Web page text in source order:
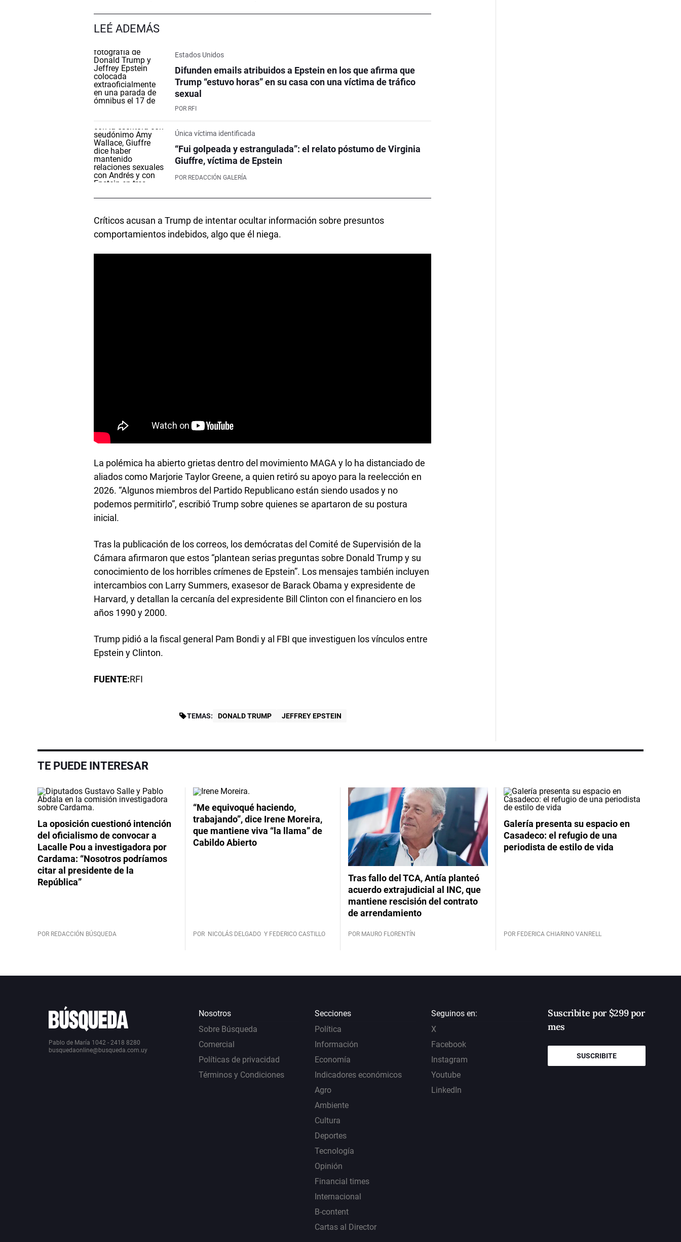
LEÉ ADEMÁS
Estados Unidos
Difunden emails atribuidos a Epstein en los que afirma que
Trump “estuvo horas” en su casa con una víctima de tráfico
sexual
POR RFI
Única víctima identificada
“Fui golpeada y estrangulada”: el relato póstumo de Virginia
Giuffre, víctima de Epstein
POR REDACCIÓN GALERÍA
Críticos acusan a Trump de intentar ocultar información sobre presuntos
comportamientos indebidos, algo que él niega.
La polémica ha abierto grietas dentro del movimiento MAGA y lo ha distanciado de
aliados como Marjorie Taylor Greene, a quien retiró su apoyo para la reelección en
2026. “Algunos miembros del Partido Republicano están siendo usados y no
podemos permitirlo”, escribió Trump sobre quienes se apartaron de su postura
inicial.
Tras la publicación de los correos, los demócratas del Comité de Supervisión de la
Cámara afirmaron que estos “plantean serias preguntas sobre Donald Trump y su
conocimiento de los horribles crímenes de Epstein”. Los mensajes también incluyen
intercambios con Larry Summers, exasesor de Barack Obama y expresidente de
Harvard, y detallan la cercanía del expresidente Bill Clinton con el financiero en los
años 1990 y 2000.
Trump pidió a la fiscal general Pam Bondi y al FBI que investiguen los vínculos entre
Epstein y Clinton.
FUENTE:RFI
TEMAS: DONALD TRUMP JEFFREY EPSTEIN
TE PUEDE INTERESAR
La oposición cuestionó intención
del oficialismo de convocar a
Lacalle Pou a investigadora por
Cardama: “Nosotros podríamos
citar al presidente de la
República”
POR REDACCIÓN BÚSQUEDA
“Me equivoqué haciendo,
trabajando”, dice Irene Moreira,
que mantiene viva “la llama” de
Cabildo Abierto
POR NICOLÁS DELGADO Y FEDERICO CASTILLO
Tras fallo del TCA, Antía planteó
acuerdo extrajudicial al INC, que
mantiene rescisión del contrato
de arrendamiento
POR MAURO FLORENTÍN
Galería presenta su espacio en
Casadeco: el refugio de una
periodista de estilo de vida
POR FEDERICA CHIARINO VANRELL
Pablo de María 1042 - 2418 8280
busquedaonline@busqueda.com.uy
Nosotros
Sobre Búsqueda
Comercial
Políticas de privacidad
Términos y Condiciones
Secciones
Política
Información
Economía
Indicadores económicos
Agro
Ambiente
Cultura
Deportes
Tecnología
Opinión
Financial times
Internacional
B-content
Cartas al Director
Seguinos en:
X
Facebook
Instagram
Youtube
LinkedIn
Suscribite por $299 por
mes
SUSCRIBITE